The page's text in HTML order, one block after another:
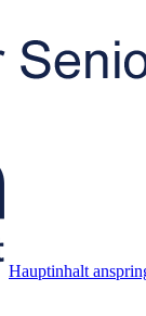
Hauptinhalt